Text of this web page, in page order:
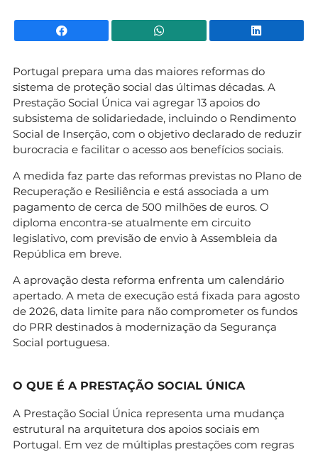
Facebook WhatsApp
Portugal prepara uma das maiores reformas do
sistema de proteção social das últimas décadas. A
Prestação Social Única vai agregar 13 apoios do
subsistema de solidariedade, incluindo o Rendimento
Social de Inserção, com o objetivo declarado de reduzir
burocracia e facilitar o acesso aos benefícios sociais.
A medida faz parte das reformas previstas no Plano de
Recuperação e Resiliência e está associada a um
pagamento de cerca de 500 milhões de euros. O
diploma encontra-se atualmente em circuito
legislativo, com previsão de envio à Assembleia da
República em breve.
A aprovação desta reforma enfrenta um calendário
apertado. A meta de execução está fixada para agosto
de 2026, data limite para não comprometer os fundos
do PRR destinados à modernização da Segurança
Social portuguesa.
O QUE É A PRESTAÇÃO SOCIAL ÚNICA
A Prestação Social Única representa uma mudança
estrutural na arquitetura dos apoios sociais em
Portugal. Em vez de múltiplas prestações com regras